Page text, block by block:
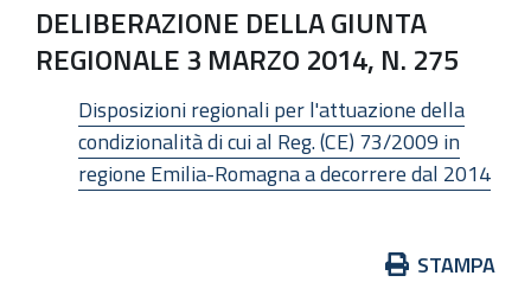
DELIBERAZIONE DELLA GIUNTA
REGIONALE 3 MARZO 2014, N. 275
Disposizioni regionali per l'attuazione della
condizionalità di cui al Reg. (CE) 73/2009 in
regione Emilia-Romagna a decorrere dal 2014
STAMPA